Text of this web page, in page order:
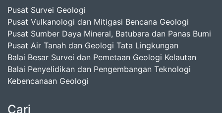
Pusat Survei Geologi
Pusat Vulkanologi dan Mitigasi Bencana Geologi
Pusat Sumber Daya Mineral, Batubara dan Panas Bumi
Pusat Air Tanah dan Geologi Tata Lingkungan
Balai Besar Survei dan Pemetaan Geologi Kelautan
Balai Penyelidikan dan Pengembangan Teknologi
Kebencanaan Geologi
Cari